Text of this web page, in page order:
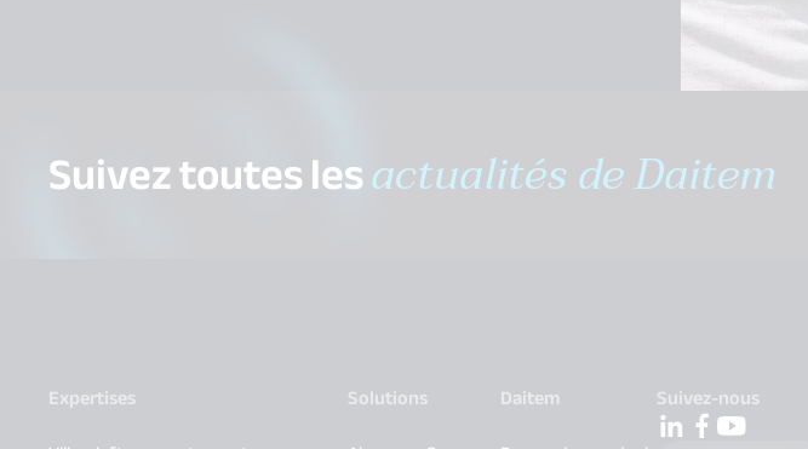
Suivez toutes lesactualités de Daitem
Expertises
Solutions
Daitem
Suivez-nous